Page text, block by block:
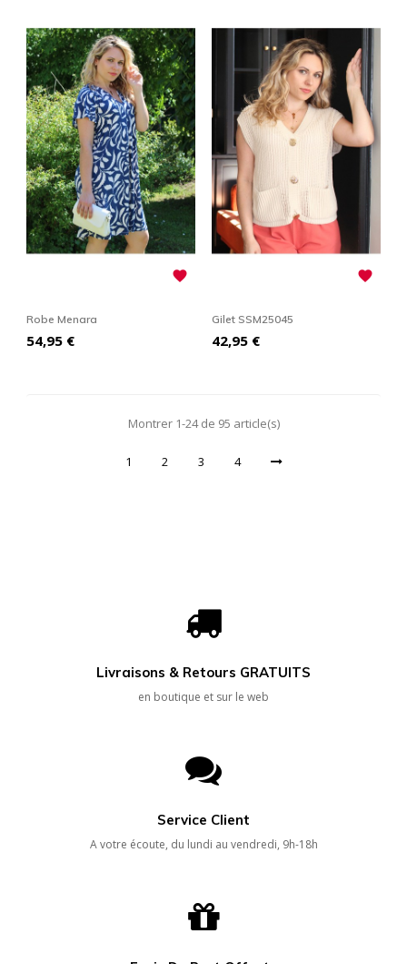

Robe Menara
Prix
54,95 €

Gilet SSM25045
Prix
42,95 €
Montrer 1-24 de 95 article(s)
1 2 3 4
Livraisons & Retours GRATUITS
en boutique et sur le web
Service Client
A votre écoute, du lundi au vendredi, 9h-18h